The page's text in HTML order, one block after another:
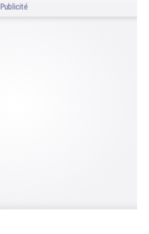
Publicité